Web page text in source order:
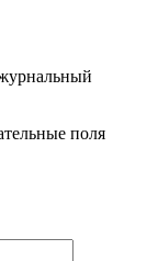
поля